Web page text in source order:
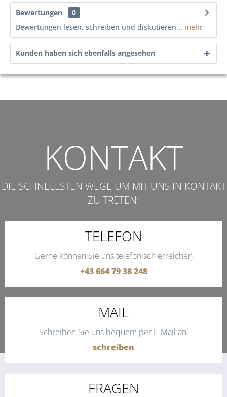
Bewertungen
0
Bewertungen lesen, schreiben und diskutieren... mehr
Kunden haben sich ebenfalls angesehen
KONTAKT
DIE SCHNELLSTEN WEGE UM MIT UNS IN KONTAKT
ZU TRETEN:
TELEFON
Gerne können Sie uns telefonisch erreichen
+43 664 79 38 248
MAIL
Schreiben Sie uns bequem per E-Mail an.
schreiben
FRAGEN